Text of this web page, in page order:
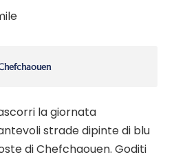
la giornata
strade dipinte di blu
di Chefchaouen. Goditi